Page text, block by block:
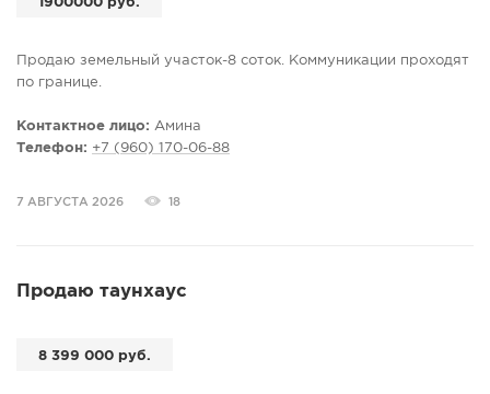
1900000 руб.
Продаю земельный участок-8 соток. Коммуникации проходят
по границе.
Контактное лицо: Амина
Телефон: +7 (960) 170-06-88
7 АВГУСТА 2026 18
Продаю таунхаус
8 399 000 руб.